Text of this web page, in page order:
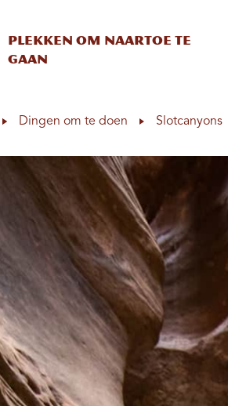
Plekken om naartoe te
gaan
Dingen om te doen Slotcanyons